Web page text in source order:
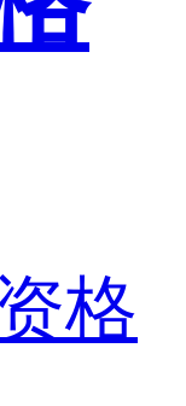
格